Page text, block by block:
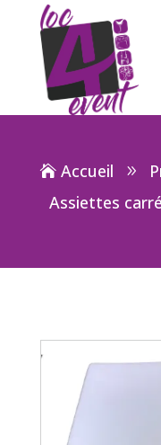
Accueil
Assiettes